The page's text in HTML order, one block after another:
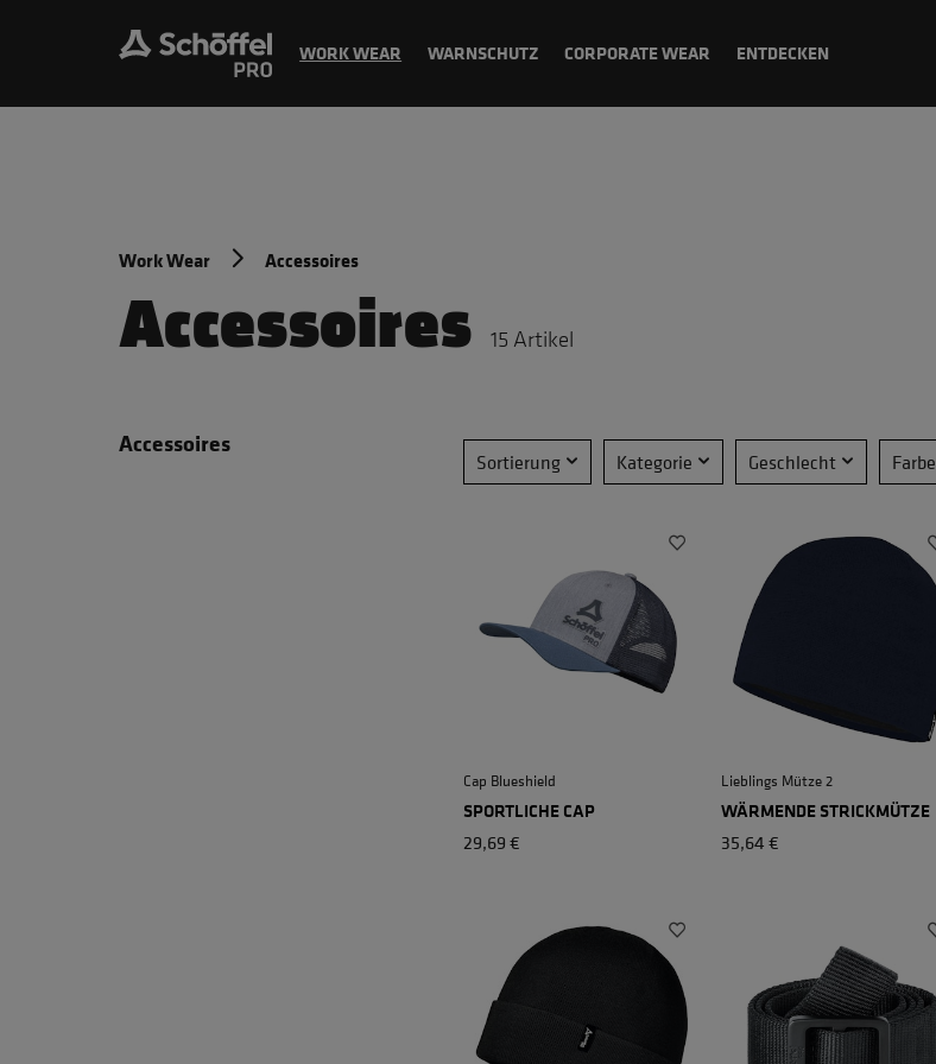
WORK WEAR WARNSCHUTZ CORPORATE WEAR ENTDECKEN
Work Wear Accessoires
Accessoires 15 Artikel
Accessoires
Sortierung Kategorie Geschlecht Farbe
Cap Blueshield
SPORTLICHE CAP
29,69 €
Lieblings Mütze 2
WÄRMENDE STRICKMÜTZE
35,64 €